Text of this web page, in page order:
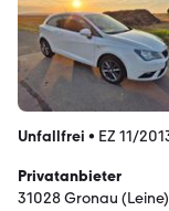
Unfallfrei • EZ 11/
Privatanbieter
31028 Gronau (Leine)